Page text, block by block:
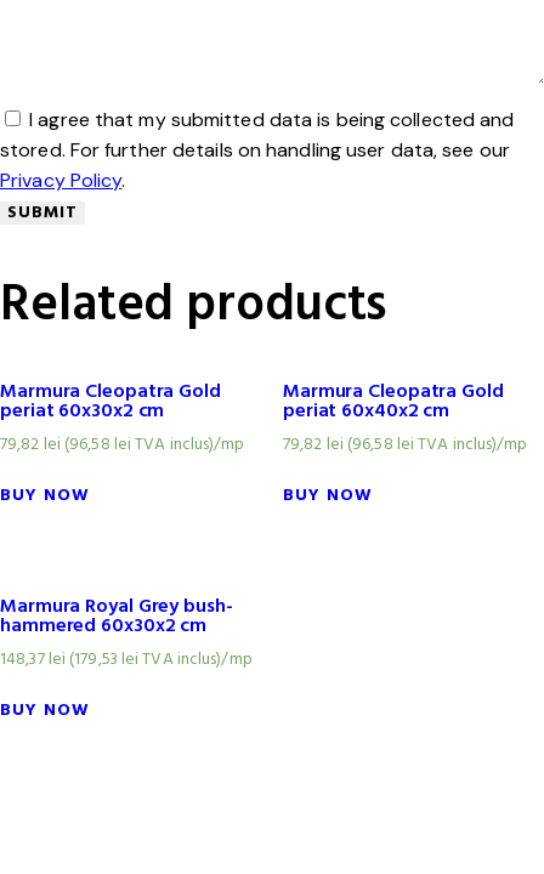
I agree that my submitted data is being collected and
stored. For further details on handling user data, see our
Privacy Policy.
Related products
Marmura Cleopatra Gold
periat 60x30x2 cm
79,82 lei (96,58 lei TVA inclus)/mp
BUY NOW
Marmura Cleopatra Gold
periat 60x40x2 cm
79,82 lei (96,58 lei TVA inclus)/mp
BUY NOW
Marmura Royal Grey bush-
hammered 60x30x2 cm
148,37lei (179,53 lei TVA inclus)/mp
BUY NOW